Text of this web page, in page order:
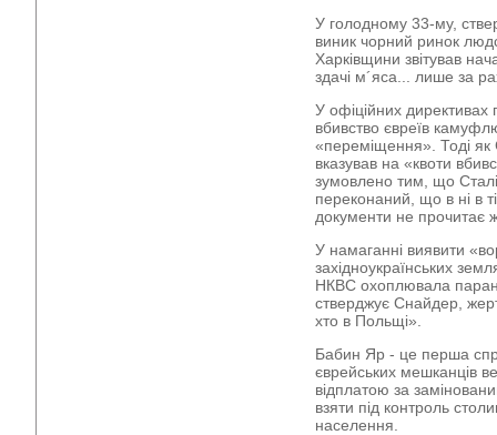
У голодному 33-му,
виник чорний ринок
Харківщини звітував
здачі м´яса... лише за
У офіційних директивах
вбивство євреїв
«переміщення». Тоді як
вказував на «квоти
зумовлено тим, що
переконаний, що в ні в
документи не прочитає
У намаганні виявити
західноукраїнських
НКВС охоплювала
стверджує Снайдер,
хто в Польщі».
Бабин Яр - це перша
єврейських мешканців
відплатою за
взяти під контроль
населення.